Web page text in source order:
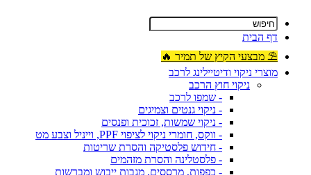
דף הבית
⛱ מבצעי הקיץ של תמיר 🔥
מוצרי ניקוי ודיטיילינג לרכב
ניקוי חוץ הרכב
- שמפו לרכב
- ניקוי גנטים וצמיגים
- ניקוי שמשות, זכוכית ופנסים
- ווקס, חומרי ניקוי לציפוי PPF, וייניל וצבע מט
- חידוש פלסטיקה והסרת שריטות
- פלסטלינה והסרת מזהמים
- כפפות, מרססים, מגבות ייבוש ומברשות